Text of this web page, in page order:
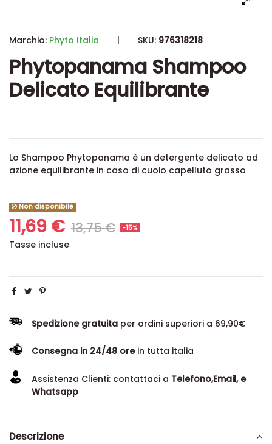
Marchio: Phyto Italia | SKU: 976318218
Phytopanama Shampoo
Delicato Equilibrante
Lo Shampoo Phytopanama è un detergente delicato ad
azione equilibrante in caso di cuoio capelluto grasso
Non disponibile
11,69 € 13,75 € -15%
Tasse incluse
Spedizione gratuita per ordini superiori a 69,90€
Consegna in 24/48 orein tutta italia
Assistenza Clienti: contattaci a Telefono,Email, e
Whatsapp
Descrizione